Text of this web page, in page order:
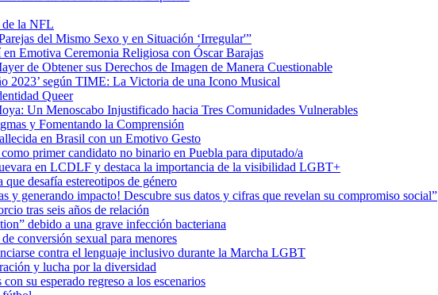
la NFL
del Mismo Sexo y en Situación ‘Irregular'”
Emotiva Ceremonia Religiosa con Óscar Barajas
de Obtener sus Derechos de Imagen de Manera Cuestionable
2023’ según TIME: La Victoria de una Icono Musical
Queer
Un Menoscabo Injustificado hacia Tres Comunidades Vulnerables
y Fomentando la Comprensión
en Brasil con un Emotivo Gesto
primer candidato no binario en Puebla para diputado/a
en LCDLF y destaca la importancia de la visibilidad LGBT+
desafía estereotipos de género
generando impacto! Descubre sus datos y cifras que revelan su compromiso social”
tras seis años de relación
debido a una grave infección bacteriana
conversión sexual para menores
contra el lenguaje inclusivo durante la Marcha LGBT
y lucha por la diversidad
su esperado regreso a los escenarios